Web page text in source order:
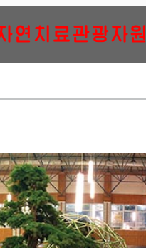
연치료관광자원